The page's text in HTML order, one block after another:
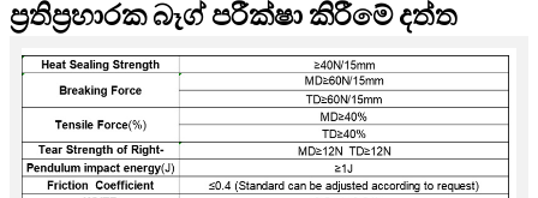
ප්‍රතිප්‍රහාරක බෑග් පරීක්ෂා කිරීමේ දත්ත